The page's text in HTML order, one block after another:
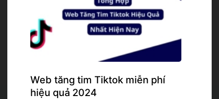
Web tăng tim Tiktok miễn phí
hiệu quả 2024